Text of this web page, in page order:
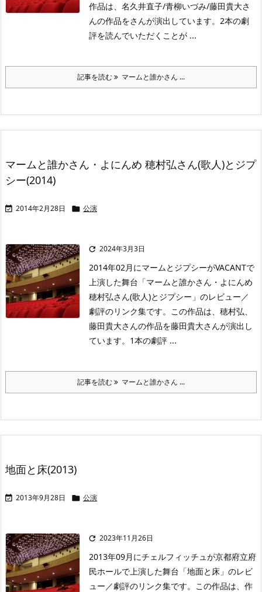
作品は、名久井直子/青柳いづみ/藤田貴大さ
んの作品をさんが演出しています。2本の劇
評を読んでいただくことが ...
記事を読む マームと誰かさん ...
マームと誰かさん・よにんめ 穂村弘さん(歌人)とジプ
シー(2014)
 2014年2月28日  公演
 2024年3月3日
2014年02月にマームとジプシーがVACANTで
上演した舞台「マームと誰かさん・よにんめ
穂村弘さん(歌人)とジプシー」のレビュー／
劇評のリンク集です。この作品は、穂村弘、
藤田貴大さんの作品を藤田貴大さんが演出し
ています。1本の劇評 ...
記事を読む マームと誰かさん ...
地面と床(2013)
 2013年9月28日  公演
 2023年11月26日
2013年09月にチェルフィッチュが京都府立府
民ホールで上演した舞台「地面と床」のレビ
ュー／劇評のリンク集です。この作品は、作